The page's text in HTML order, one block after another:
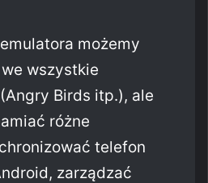
możemy
wszystkie
Birds itp.), ale
różne
telefon
zarządzać